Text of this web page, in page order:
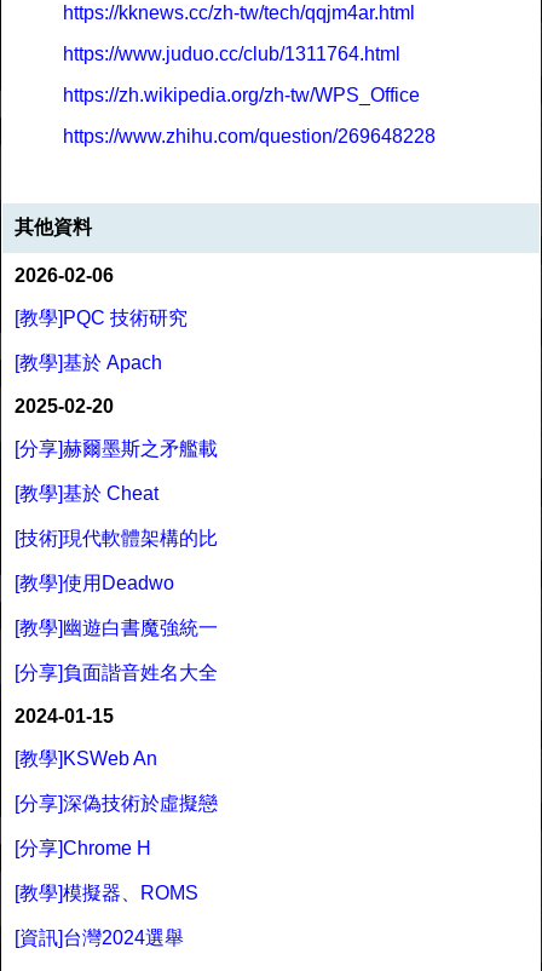
https://kknews.cc/zh-tw/tech/qqjm4ar.html
https://www.juduo.cc/club/1311764.html
https://zh.wikipedia.org/zh-tw/WPS_Office
https://www.zhihu.com/question/269648228
其他資料
2026-02-06
[教學]PQC 技術研究
[教學]基於 Apach
2025-02-20
[分享]赫爾墨斯之矛艦載
[教學]基於 Cheat
[技術]現代軟體架構的比
[教學]使用Deadwo
[教學]幽遊白書魔強統一
[分享]負面諧音姓名大全
2024-01-15
[教學]KSWeb An
[分享]深偽技術於虛擬戀
[分享]Chrome H
[教學]模擬器、ROMS
[資訊]台灣2024選舉